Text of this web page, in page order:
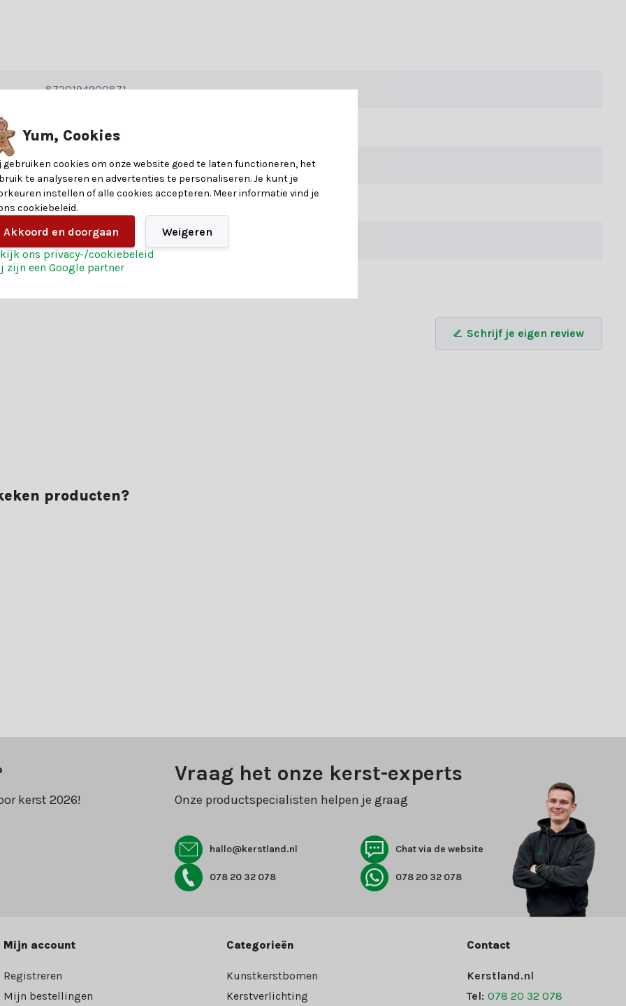
of stof, wat zorgt voor een luxe uitstraling en stevigheid. Elk detail, van de baard tot de kleding, is zorgvuldig ontworpen en
in elke kamer en zijn eenvoudig te combineren met andere items, zoals kerstbomen en lichtjes. Verkrijgbaar in verschillende
je over welke kerstman het beste bij jouw kerstdecoratie past? Laat je dan adviseren door een van onze
voor een geslaagde kerst. Profiteer daarnaast van:
het zelf en bestel vandaag nog jouw kerstman.
8720194900871
15
12
Schrijf je eigen review
producten?
kerst 2026!
Vraag het onze kerst-experts
Onze productspecialisten helpen je graag
hallo@kerstland.nl Chat via de website
078 20 32 078 078 20 32 078
Mijn account
Registreren
Mijn bestellingen
Categorieën
Kunstkerstbomen
Kerstverlichting
Contact
Kerstland.nl
Tel: 078 20 32 078
Yum, Cookies
gebruiken cookies om onze website goed te laten functioneren, het
te analyseren en advertenties te personaliseren. Je kunt je
instellen of alle cookies accepteren. Meer informatie vind je
cookiebeleid.
Akkoord en doorgaan
Weigeren
ons privacy-/cookiebeleid
zijn een Google partner